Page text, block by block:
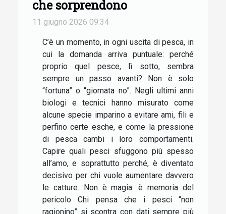
che sorprendono
11 giugno 2026 09:34
C’è un momento, in ogni uscita di pesca, in
cui la domanda arriva puntuale: perché
proprio quel pesce, lì sotto, sembra
sempre un passo avanti? Non è solo
“fortuna” o “giornata no”. Negli ultimi anni
biologi e tecnici hanno misurato come
alcune specie imparino a evitare ami, fili e
perfino certe esche, e come la pressione
di pesca cambi i loro comportamenti.
Capire quali pesci sfuggono più spesso
all’amo, e soprattutto perché, è diventato
decisivo per chi vuole aumentare davvero
le catture. Non è magia: è memoria del
pericolo Chi pensa che i pesci “non
ragionino” si scontra con dati sempre più